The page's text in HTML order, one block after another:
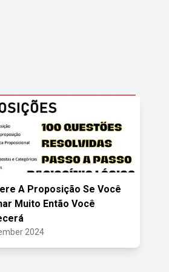
A Proposição Se Você
Muito Então Você
2024